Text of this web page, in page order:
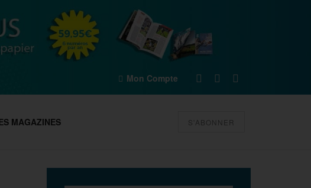
Mon Compte
MAGAZINES S'ABONNER